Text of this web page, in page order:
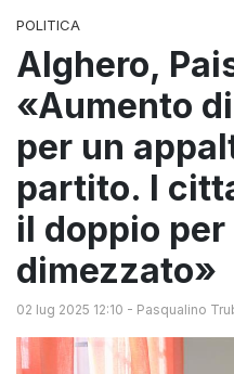
POLITICA
Alghero,
«Aumento
per un
partito. I
il doppio
dimezzato»
02 lug 2025 12:10 - Pasqualino